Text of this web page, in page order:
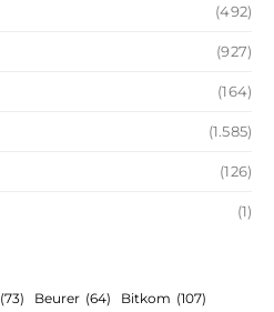
(492)
(927)
(164)
(1.585)
(126)
(1)
(73) Beurer (64) Bitkom (107)